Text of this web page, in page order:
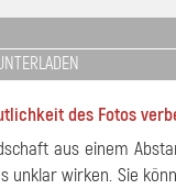
des Fotos
aus einem
unklar wirken. Sie